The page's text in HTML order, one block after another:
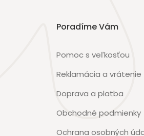
Poradíme Vám
Pomoc s veľkosťou
Reklamácia a
Doprava a platba
Obchodné podmienky
Ochrana osobných